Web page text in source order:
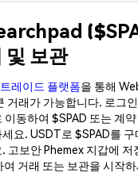
및 보관
레이드 플랫폼을 통해
거래가 가능합니다. 로그
이동하여 $SPAD 또는 계
요. USDT로 $SPAD를
고보안 Phemex 지갑에 저
여 거래 또는 보관을 시작